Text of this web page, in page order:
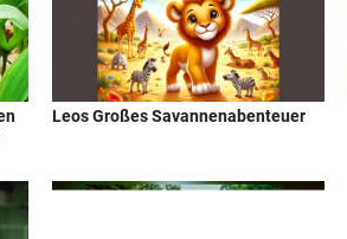
Leos Großes Savannenabenteuer